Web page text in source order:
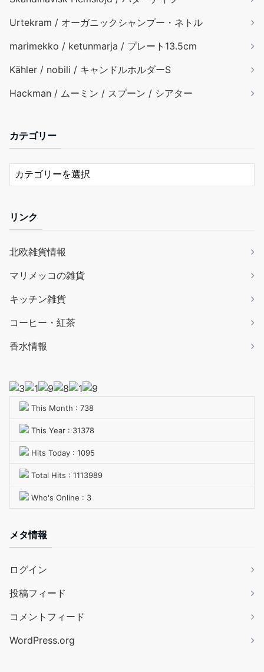
Urtekram / オーガニックシャンプー・ネトル
marimekko / ketunmarja / プレート13.5cm
Kähler / nobili / キャンドルホルダーS
Hackman / ムーミン / スプーン / シアター
カテゴリー
リンク
北欧雑貨情報
マリメッコの雑貨
キッチン雑貨
コーヒー・紅茶
香水情報
This Month : 738
This Year : 31378
Hits Today : 1095
Total Hits : 1113989
Who's Online : 3
メタ情報
ログイン
投稿フィード
コメントフィード
WordPress.org